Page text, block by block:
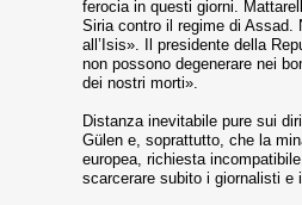
ferocia in questi giorni.
Siria contro il regime di
all’Isis». Il presidente della
non possono degenerare nei
dei nostri morti».
Distanza inevitabile pure sui
Gülen e, soprattutto, che la
europea, richiesta
scarcerare subito i giornalisti e